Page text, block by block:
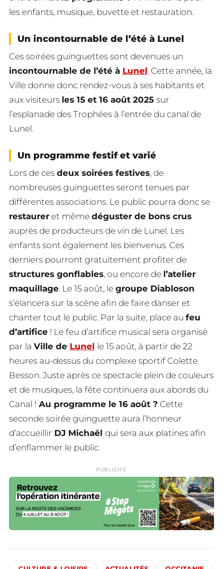
les enfants, musique, buvette et restauration.
Un incontournable de l’été à Lunel
Ces soirées guinguettes sont devenues un
incontournable de l’été à Lunel. Cette année, la
Ville donne donc rendez-vous à ses habitants et
aux visiteurs les 15 et 16 août 2025 sur
l’esplanade des Trophées à l’entrée du canal de
Lunel.
Un programme festif et varié
Lors de ces deux soirées festives, de
nombreuses guinguettes seront tenues par
différentes associations. Le public pourra donc se
restaurer et même déguster de bons crus
auprès de producteurs de vin de Lunel. Les
enfants sont également les bienvenus. Ces
derniers pourront gratuitement profiter de
structures gonflables, ou encore de l’atelier
maquillage. Le 15 août, le groupe Diabloson
s’élancera sur la scène afin de faire danser et
chanter tout le public. Par la suite, place au feu
d’artifice ! Le feu d’artifice musical sera organisé
par la Ville de Lunel le 15 août, à partir de 22
heures au-dessus du complexe sportif Colette
Besson. Juste après ce spectacle plein de couleurs
et de musiques, la fête continuera aux abords du
Canal ! Au programme le 16 août ? Cette
seconde soirée guinguette aura l’honneur
d’accueillir DJ Michaël qui sera aux platines afin
d’enflammer le public.
PUBLICITÉ